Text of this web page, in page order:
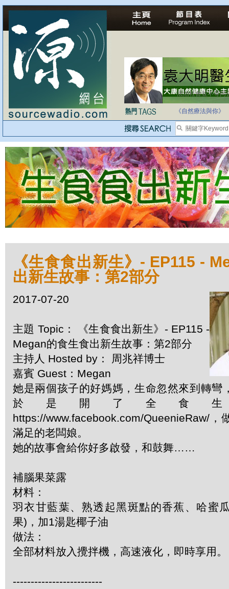
法治社會並不等同
《自然療法與你》
《生食食出新生》- EP115 -
出新生故事：第2部分
2017-07-20
主題 Topic： 《生食食出新生》- EP115 -
Megan的食生食出新生故事：第2部分
主持人 Hosted by： 周兆祥博士
嘉賓 Guest：Megan
她是兩個孩子的好媽媽，生命忽然來到轉彎
於是開了全食
https://www.facebook.com/QueenieRaw/，
滿足的老闆娘。
她的故事會給你好多啟發，和鼓舞……
補腦果菜露
材料：
羽衣甘藍葉、熟透起黑斑點的香蕉、哈蜜
果)，加1湯匙椰子油
做法：
全部材料放入攪拌機，高速液化，即時享用。
-------------------------